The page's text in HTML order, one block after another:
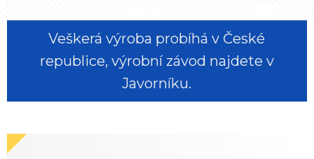
Veškerá výroba probíhá v České
republice, výrobní závod najdete v
Javorníku.